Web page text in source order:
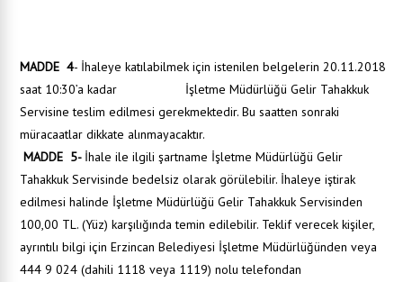
MADDE 4- İhaleye katılabilmek için istenilen belgelerin 20.11.2018
saat 10:30’a kadar İşletme Müdürlüğü Gelir Tahakkuk
Servisine teslim edilmesi gerekmektedir. Bu saatten sonraki
müracaatlar dikkate alınmayacaktır.
MADDE 5- İhale ile ilgili şartname İşletme Müdürlüğü Gelir
Tahakkuk Servisinde bedelsiz olarak görülebilir. İhaleye iştirak
edilmesi halinde İşletme Müdürlüğü Gelir Tahakkuk Servisinden
100,00 TL. (Yüz) karşılığında temin edilebilir. Teklif verecek kişiler,
ayrıntılı bilgi için Erzincan Belediyesi İşletme Müdürlüğünden veya
444 9 024 (dahili 1118 veya 1119) nolu telefondan